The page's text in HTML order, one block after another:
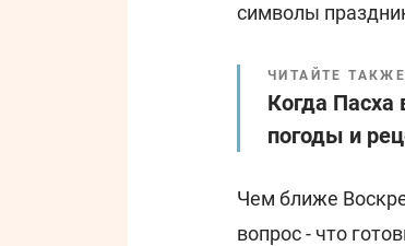
символы
ЧИТАЙТЕ ТАКЖЕ
Когда Пасха
погоды и
Чем ближе
вопрос - что